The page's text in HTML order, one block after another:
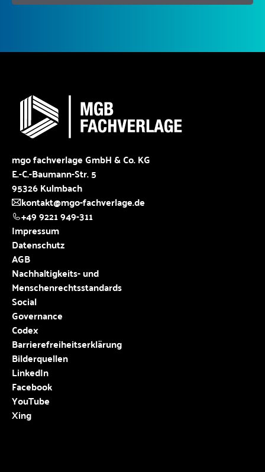
mgo fachverlage GmbH & Co. KG
E.-C.-Baumann-Str. 5
95326 Kulmbach
kontakt@mgo-fachverlage.de
+49 9221 949-311
Impressum
Datenschutz
AGB
Nachhaltigkeits- und
Menschenrechtsstandards
Social
Governance
Codex
Barrierefreiheitserklärung
Bilderquellen
LinkedIn
Facebook
YouTube
Xing